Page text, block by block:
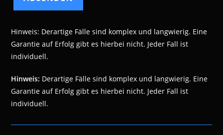
Hinweis: Derartige Fälle sind komplex und langwierig. Eine
Garantie auf Erfolg gibt es hierbei nicht. Jeder Fall ist
individuell.
Hinweis: Derartige Fälle sind komplex und langwierig. Eine
Garantie auf Erfolg gibt es hierbei nicht. Jeder Fall ist
individuell.